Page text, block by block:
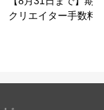
クリエイター手数料